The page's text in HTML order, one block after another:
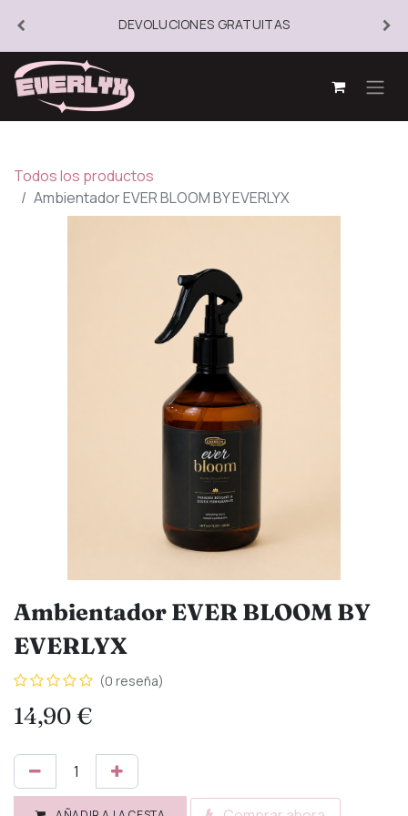
DEVOLUCIONES GRATUITAS
Todos los productos
Ambientador EVER BLOOM BY EVERLYX
Ambientador EVER BLOOM BY
EVERLYX
(0 reseña)
14,90€